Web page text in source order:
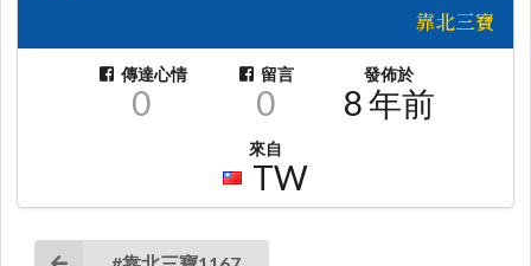
傳達心情
0
留言
0
發佈於
8 年前
來自
TW